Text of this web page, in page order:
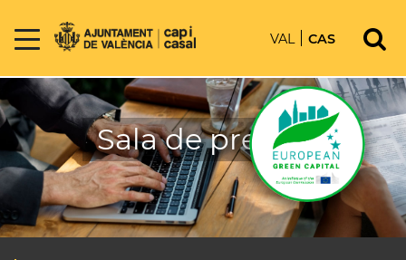
VAL CAS
Sala de prensa